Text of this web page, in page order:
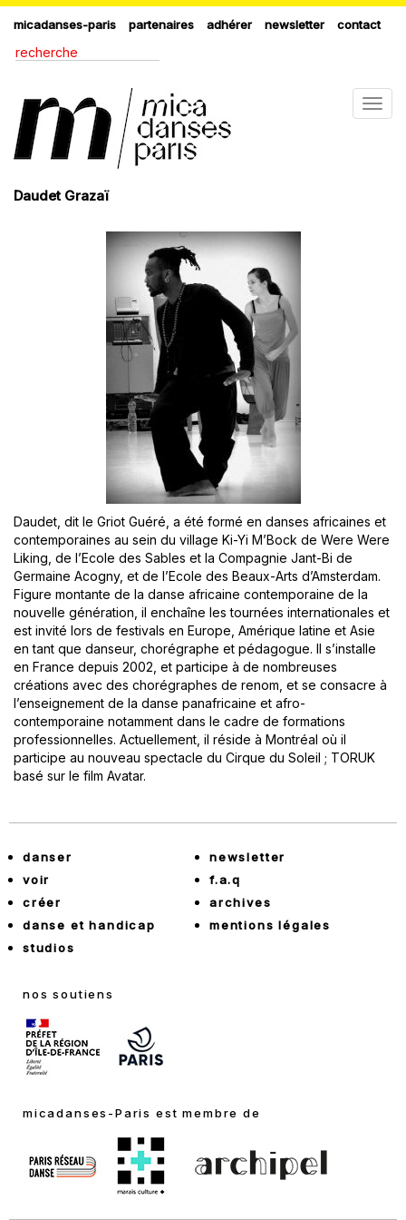
micadanses-paris partenaires adhérer newsletter contact
Daudet Grazaï
Daudet, dit le Griot Guéré, a été formé en danses africaines et
contemporaines au sein du village Ki-Yi M’Bock de Were Were
Liking, de l’Ecole des Sables et la Compagnie Jant-Bi de
Germaine Acogny, et de l’Ecole des Beaux-Arts d’Amsterdam.
Figure montante de la danse africaine contemporaine de la
nouvelle génération, il enchaîne les tournées internationales et
est invité lors de festivals en Europe, Amérique latine et Asie
en tant que danseur, chorégraphe et pédagogue. Il s’installe
en France depuis 2002, et participe à de nombreuses
créations avec des chorégraphes de renom, et se consacre à
l’enseignement de la danse panafricaine et afro-
contemporaine notamment dans le cadre de formations
professionnelles. Actuellement, il réside à Montréal où il
participe au nouveau spectacle du Cirque du Soleil ; TORUK
basé sur le film Avatar.
danser
voir
créer
danse et handicap
studios
newsletter
f.a.q
archives
mentions légales
nos soutiens
micadanses-Paris est membre de